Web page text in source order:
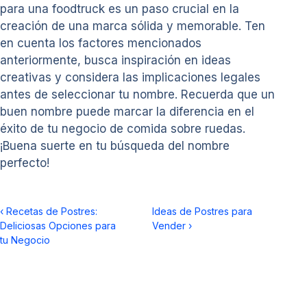
para una foodtruck es un paso crucial en la
creación de una marca sólida y memorable. Ten
en cuenta los factores mencionados
anteriormente, busca inspiración en ideas
creativas y considera las implicaciones legales
antes de seleccionar tu nombre. Recuerda que un
buen nombre puede marcar la diferencia en el
éxito de tu negocio de comida sobre ruedas.
¡Buena suerte en tu búsqueda del nombre
perfecto!
‹ Recetas de Postres:
Deliciosas Opciones para
tu Negocio
Ideas de Postres para
Vender›